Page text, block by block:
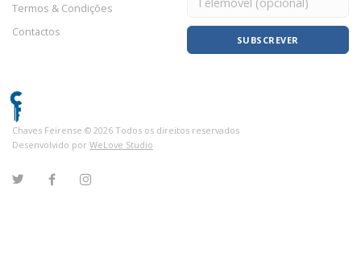
Termos & Condições
Contactos
SUBSCREVER
Chaves Feirense © 2026 Todos os direitos reservados
Desenvolvido por WeLove Studio